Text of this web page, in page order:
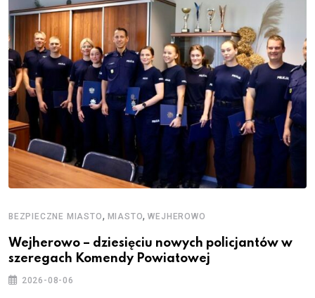
BEZPIECZNE MIASTO, MIASTO,WEJHEROWO
Wejherowo – dziesięciu nowych policjantów w
szeregach Komendy Powiatowej
2026-08-06